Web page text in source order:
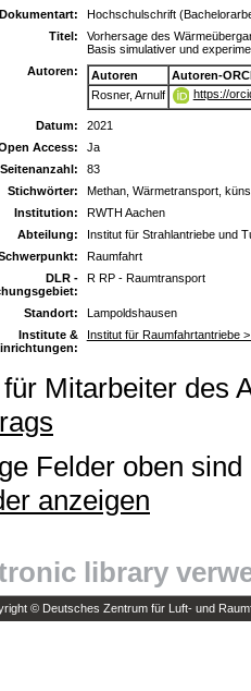
Dokumentart:
Hochschulschrift
Titel:
Vorhersage des
Basis simulativer und
Autoren:
Autoren
Autoren-
Rosner, Arnulf
https://
Datum:
2021
Access:
Ja
Seitenanzahl:
83
Stichwörter:
Methan, Wärmetransport,
Institution:
RWTH Aachen
Abteilung:
Institut für Strahlantriebe und
Raumfahrt
DLR -
R RP - Raumtransport
Standort:
Lampoldshausen
Institute &
Institut für Raumfahrtantriebe
Mitarbeiter des
Felder oben
anzeigen
library
© Deutsches Zentrum für Luft- und